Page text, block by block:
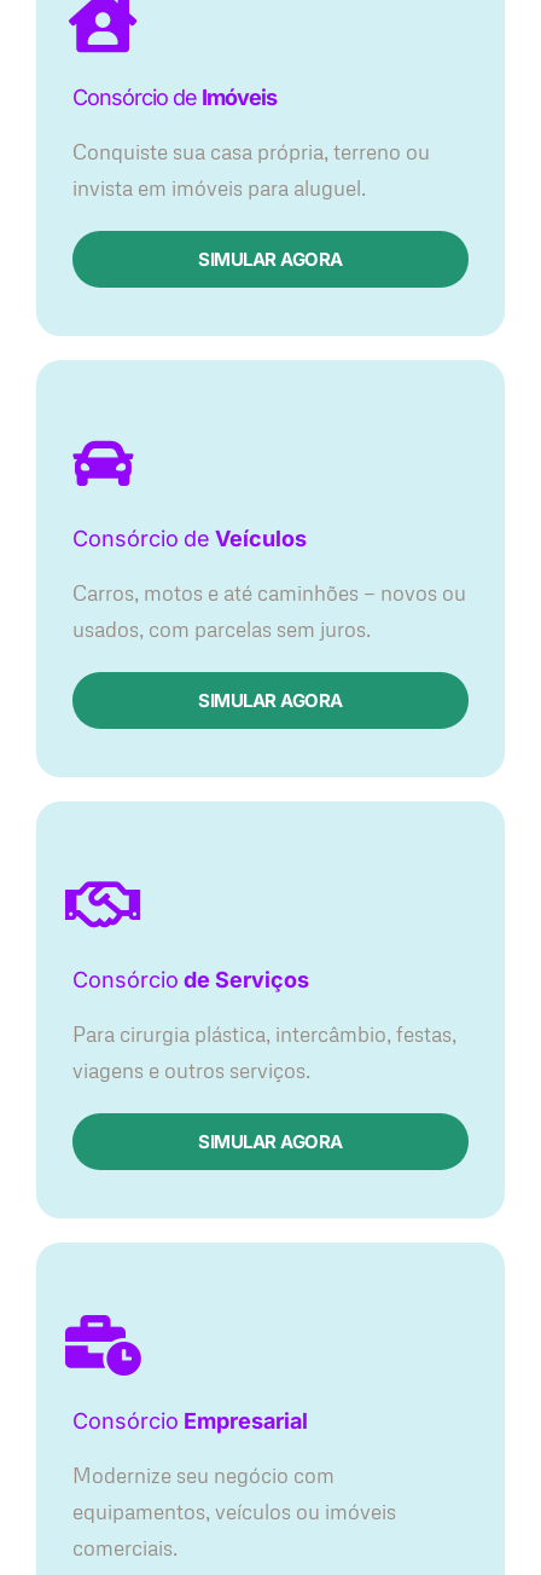
Consórcio de Imóveis
Conquiste sua casa própria, terreno ou
invista em imóveis para aluguel.
SIMULAR AGORA​
Consórcio de Veículos
Carros, motos e até caminhões — novos ou
usados, com parcelas sem juros.
SIMULAR AGORA
Consórcio de Serviços
Para cirurgia plástica, intercâmbio, festas,
viagens e outros serviços.
SIMULAR AGORA
Consórcio Empresarial
Modernize seu negócio com
equipamentos, veículos ou imóveis
comerciais.